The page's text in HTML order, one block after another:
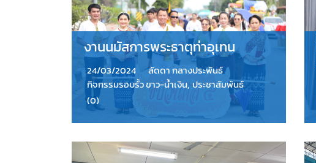
งานนมัสการพระธาตุท่าอุเทน
24/03/2024
ลัดดา กลางประพันธ์
กิจกรรมรอบรั้ว ขาว-น้ำเงิน, ประชาสัมพันธ์
(0)